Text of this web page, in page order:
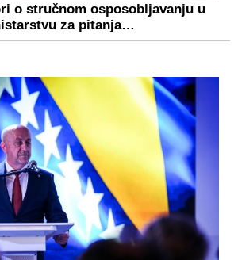
o stručnom osposobljavanju u
za pitanja…